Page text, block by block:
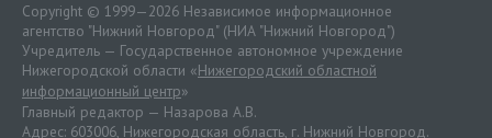
Copyright © 1999—2026 Независимое информационное
агентство "Нижний Новгород" (НИА "Нижний Новгород")
Учредитель — Государственное автономное учреждение
Нижегородской области «Нижегородский областной
информационный центр»
Главный редактор — Назарова А.В.
Адрес: 603006, Нижегородская область, г. Нижний Новгород.